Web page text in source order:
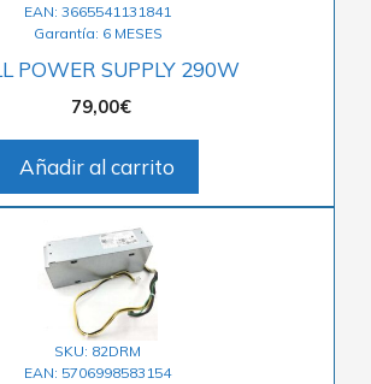
EAN: 3665541131841
Garantía: 6 MESES
POWER SUPPLY 290W
79,00€
Añadir al carrito
SKU: 82DRM
EAN: 5706998583154